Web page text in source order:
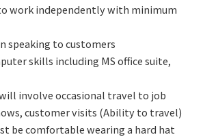
work independently with minimum
speaking to customers
skills including MS office suite,
involve occasional travel to job
customer visits (Ability to travel)
be comfortable wearing a hard hat